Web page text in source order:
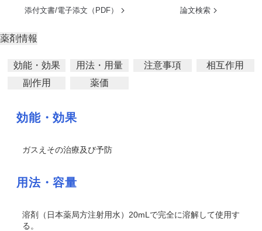
添付文書/電子添文（PDF） 論文検索
薬剤情報
効能・効果 用法・用量 注意事項
相互作用
副作用
薬価
効能・効果
ガスえその治療及び予防
用法・容量
溶剤（日本薬局方注射用水）20mLで完全に溶解して使用す
る。